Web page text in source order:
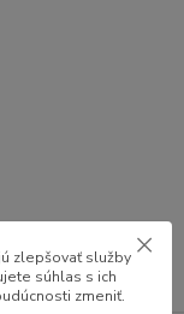
zlepšovať služby
súhlas s ich
zmeniť.